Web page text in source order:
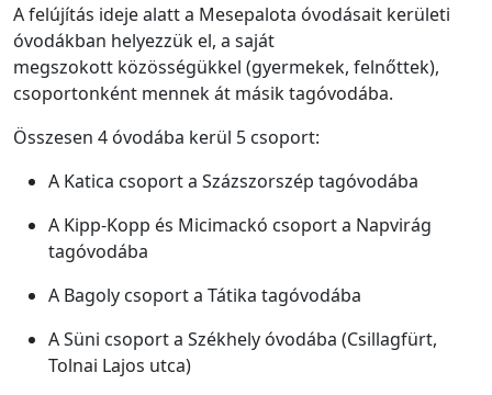
A felújítás ideje alatt a Mesepalota óvodásait kerületi
óvodákban helyezzük el, a saját
megszokott közösségükkel (gyermekek, felnőttek),
csoportonként mennek át másik tagóvodába.
Összesen 4 óvodába kerül 5 csoport:
A Katica csoport a Százszorszép tagóvodába
A Kipp-Kopp és Micimackó csoport a Napvirág
tagóvodába
A Bagoly csoport a Tátika tagóvodába
A Süni csoport a Székhely óvodába (Csillagfürt,
Tolnai Lajos utca)